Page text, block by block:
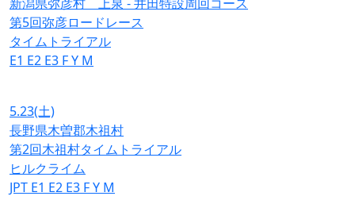
新潟県弥彦村 上泉 - 井田特設周回コース
第5回弥彦ロードレース
タイムトライアル
E1 E2 E3 FY M
5.23(土)
長野県木曽郡木祖村
第2回木祖村タイムトライアル
ヒルクライム
JPT E1 E2 E3 FY M